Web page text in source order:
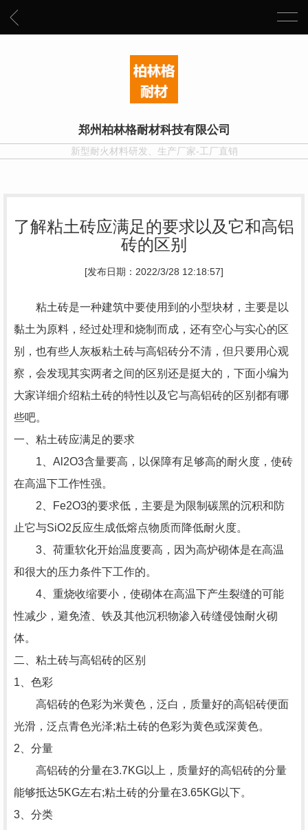
郑州柏林格耐材科技有限公司
新型耐火材料研发、生产厂家-工厂直销
了解粘土砖应满足的要求以及它和高铝
砖的区别
[发布日期：2022/3/28 12:18:57]
粘土砖是一种建筑中要使用到的小型块材，主要是以
黏土为原料，经过处理和烧制而成，还有空心与实心的区
别，也有些人灰板粘土砖与高铝砖分不清，但只要用心观
察，会发现其实两者之间的区别还是挺大的，下面小编为
大家详细介绍粘土砖的特性以及它与高铝砖的区别都有哪
些吧。
一、粘土砖应满足的要求
1、Al2O3含量要高，以保障有足够高的耐火度，使砖
在高温下工作性强。
2、Fe2O3的要求低，主要是为限制碳黑的沉积和防
止它与SiO2反应生成低熔点物质而降低耐火度。
3、荷重软化开始温度要高，因为高炉砌体是在高温
和很大的压力条件下工作的。
4、重烧收缩要小，使砌体在高温下产生裂缝的可能
性减少，避免渣、铁及其他沉积物渗入砖缝侵蚀耐火砌
体。
二、粘土砖与高铝砖的区别
1、色彩
高铝砖的色彩为米黄色，泛白，质量好的高铝砖便面
光滑，泛点青色光泽;粘土砖的色彩为黄色或深黄色。
2、分量
高铝砖的分量在3.7KG以上，质量好的高铝砖的分量
能够抵达5KG左右;粘土砖的分量在3.65KG以下。
3、分类